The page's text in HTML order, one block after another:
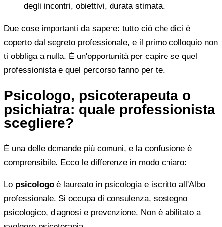
degli incontri, obiettivi, durata stimata.
Due cose importanti da sapere: tutto ciò che dici è
coperto dal segreto professionale, e il primo colloquio non
ti obbliga a nulla. È un'opportunità per capire se quel
professionista e quel percorso fanno per te.
Psicologo, psicoterapeuta o
psichiatra: quale professionista
scegliere?
È una delle domande più comuni, e la confusione è
comprensibile. Ecco le differenze in modo chiaro:
Lo psicologo è laureato in psicologia e iscritto all'Albo
professionale. Si occupa di consulenza, sostegno
psicologico, diagnosi e prevenzione. Non è abilitato a